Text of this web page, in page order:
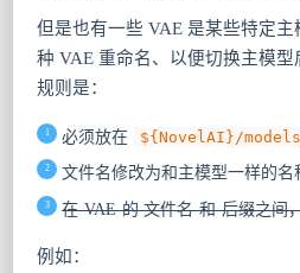
但是也有一些 VAE 是某些特定
种 VAE 重命名、以便切换主模型
规则是：
必须放在 ${NovelAI}/
文件名修改为和主模型一样的名
在 VAE 的 文件名 和 后缀之间
例如：